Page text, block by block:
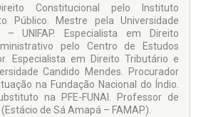
Constitucional pelo Instituto
Público. Mestre pela Universidade
UNIFAP. Especialista em Direito
pelo Centro de Estudos
Especialista em Direito Tributário e
Candido Mendes. Procurador
na Fundação Nacional do Índio.
na PFE-FUNAI. Professor de
de Sá Amapá – FAMAP).